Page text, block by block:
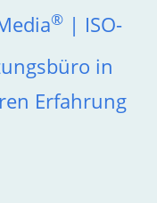
® | ISO-
in
Erfahrung